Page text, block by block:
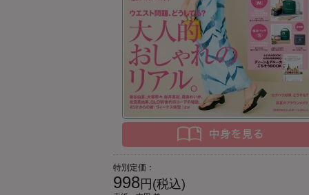
特別定価：
998円(税込)